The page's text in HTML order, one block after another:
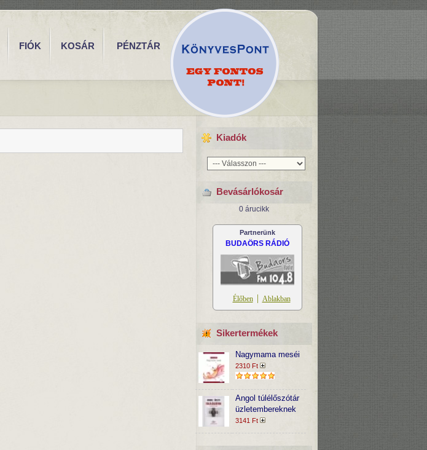
FIÓK KOSÁR PÉNZTÁR
Kiadók
Bevásárlókosár
0 árucikk
Partnerünk
BUDAÖRS RÁDIÓ
Sikertermékek
Nagymama meséi
2310 Ft
Angol túlélőszótár
üzletembereknek
3141 Ft